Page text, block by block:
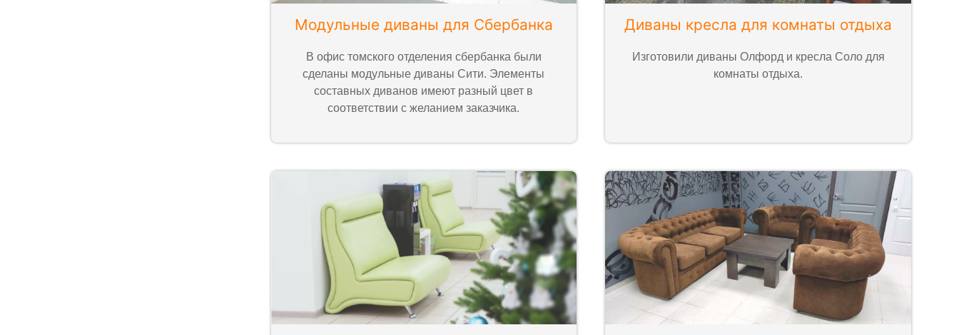
Модульные диваны для Сбербанка
В офис томского отделения сбербанка были
сделаны модульные диваны Сити. Элементы
составных диванов имеют разный цвет в
соответствии с желанием заказчика.
Диваны кресла для комнаты отдыха
Изготовили диваны Олфорд и кресла Соло для
комнаты отдыха.